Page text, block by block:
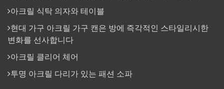
아크릴 식탁 의자와 테이블
현대 가구 아크릴 가구 캔은 방에 즉각적인 스타일리시한
변화를 선사합니다
아크릴 클리어 체어
투명 아크릴 다리가 있는 패션 소파